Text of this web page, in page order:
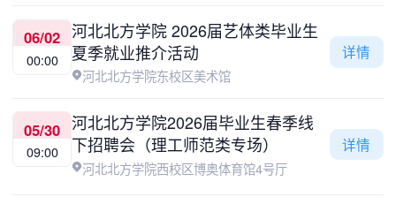
06/02
00:00
河北北方学院 2026届艺体类毕业生
夏季就业推介活动
河北北方学院东校区美术馆
详情
05/30
09:00
河北北方学院2026届毕业生春季线
下招聘会（理工师范类专场）
河北北方学院西校区博奥体育馆4号厅
详情